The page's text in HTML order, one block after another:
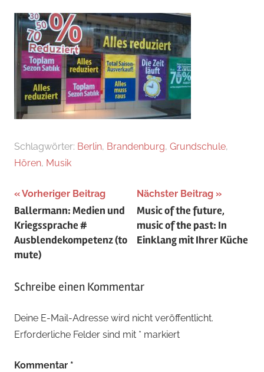
Schlagwörter: Berlin, Brandenburg, Grundschule,
Hören, Musik
Beitragsnavigation
Vorheriger Beitrag
Ballermann: Medien und
Kriegssprache #
Ausblendekompetenz (to
mute)
Nächster Beitrag
Music of the future,
music of the past: In
Einklang mit Ihrer Küche
Schreibe einen Kommentar
Deine E-Mail-Adresse wird nicht veröffentlicht.
Erforderliche Felder sind mit * markiert
Kommentar *